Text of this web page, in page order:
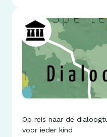
Leuk
Op reis naar de
voor ieder kind